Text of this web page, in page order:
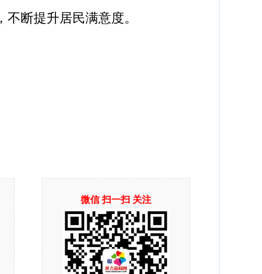
断提升居民满意度。
微信 扫一扫 关注